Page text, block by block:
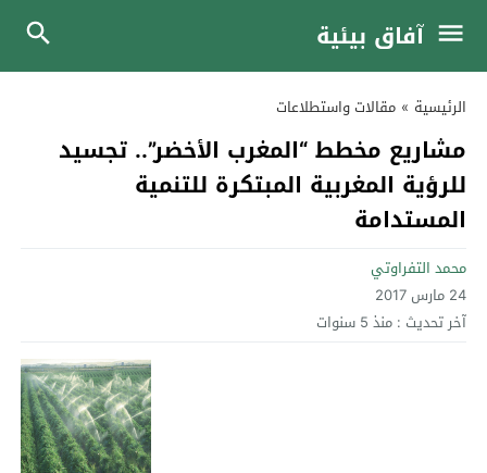
آفاق بيئية
الرئيسية » مقالات واستطلاعات
مشاريع مخطط “المغرب الأخضر”.. تجسيد
للرؤية المغربية المبتكرة للتنمية
المستدامة
محمد التفراوتي
24 مارس 2017
آخر تحديث : منذ 5 سنوات